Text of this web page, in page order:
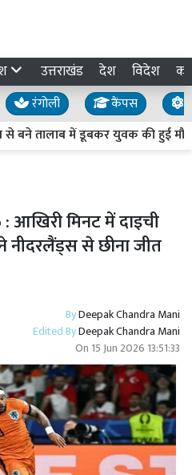
उत्तराखंड देश विदेश
रंगोली कैंपस
बने तालाब में डूबकर युवक की हुई मौत,
आखिरी मिनट में दाइची
नीदरलैंड्स से छीना जीत
ByDeepak Chandra Mani
Edited ByDeepak Chandra Mani
On 15 Jun 2026 13:51:33